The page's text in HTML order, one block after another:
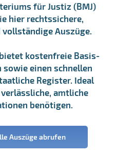
für Justiz (BMJ)
hier rechtssichere,
Auszüge.
kostenfreie Basis-
sowie einen schnellen
Register. Ideal
amtliche
benötigen.
Auszüge abrufen